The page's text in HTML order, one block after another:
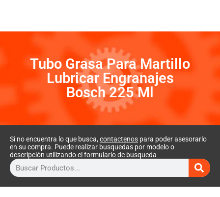
Tubo Grasa Para Martillo
Lubricar Engranajes
Bosch 225 Ml
Si no encuentra lo que busca, contactenos para poder asesorarlo
en su compra. Puede realizar busquedas por modelo o
descripción utilizando el formulario de busqueda